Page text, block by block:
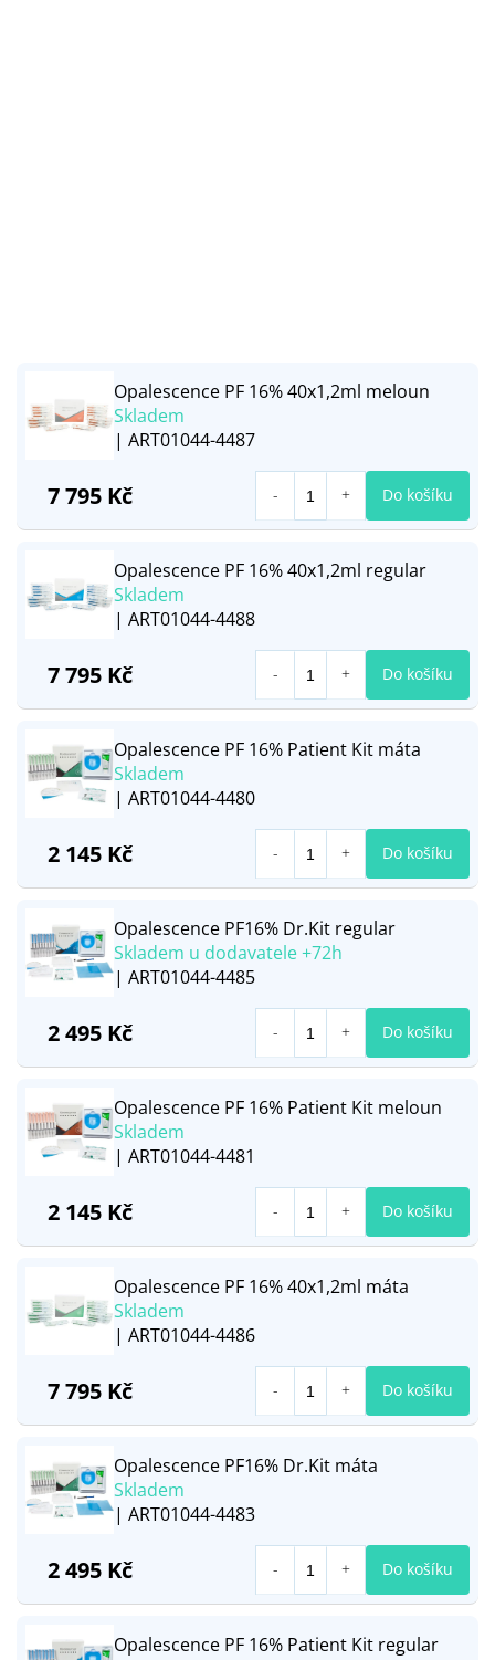
Opalescence PF 16% 40x1,2ml meloun
Skladem
| ART01044-4487
7 795 Kč Do košíku
Opalescence PF 16% 40x1,2ml regular
Skladem
| ART01044-4488
7 795 Kč Do košíku
Opalescence PF 16% Patient Kit máta
Skladem
| ART01044-4480
2 145 Kč Do košíku
Opalescence PF16% Dr.Kit regular
Skladem u dodavatele +72h
| ART01044-4485
2 495 Kč Do košíku
Opalescence PF 16% Patient Kit meloun
Skladem
| ART01044-4481
2 145 Kč Do košíku
Opalescence PF 16% 40x1,2ml máta
Skladem
| ART01044-4486
7 795 Kč Do košíku
Opalescence PF16% Dr.Kit máta
Skladem
| ART01044-4483
2 495 Kč Do košíku
Opalescence PF 16% Patient Kit regular